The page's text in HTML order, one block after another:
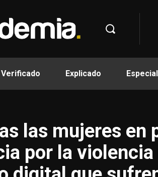
Verificado Explicado
las mujeres en
por la